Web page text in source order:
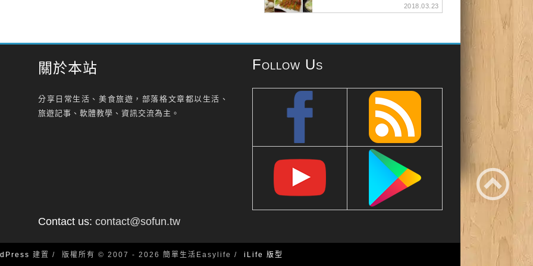
2018.03.23
關於本站
分享日常生活、美食旅遊，部落格文章都以生活、
旅遊記事、軟體教學、資訊交流為主。
Contact us: contact@sofun.tw
Follow Us
建置 版權所有 © 2007 - 2026 簡單生活Easylife iLife 版型